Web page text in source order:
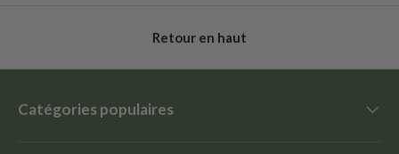
Retour en haut
Catégories populaires